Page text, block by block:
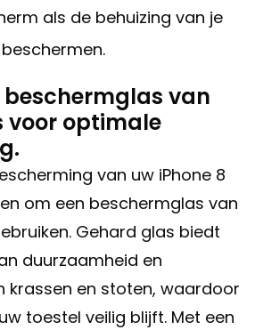
als de behuizing van je
beschermglas van
voor optimale
van uw iPhone 8
om een beschermglas van
Gehard glas biedt
duurzaamheid en
krassen en stoten, waardoor
toestel veilig blijft. Met een